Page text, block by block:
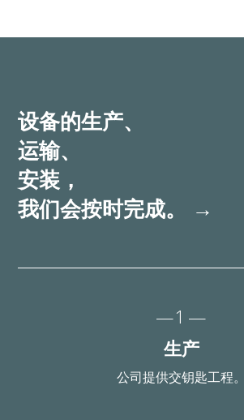
设备的生产、
运输、
安装，
我们会按时完成。
→
—1—
生产
公司提供交钥匙工程。